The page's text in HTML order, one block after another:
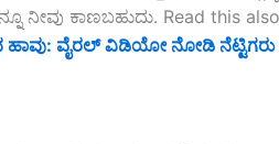
ನೀವು ಕಾಣಬಹುದು. Read this
ವೈರಲ್ ವಿಡಿಯೋ ನೋಡಿ ನೆಟ್ಟಿಗರು